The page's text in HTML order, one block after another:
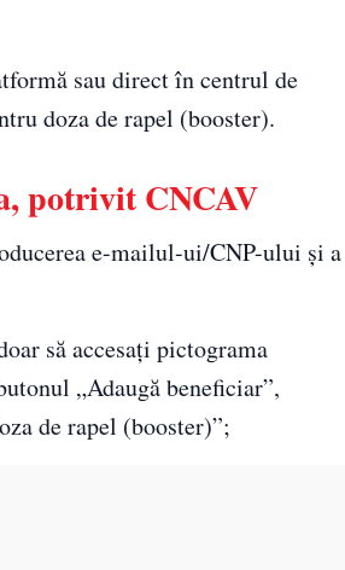
sau direct în centrul de
doza de rapel (booster).
potrivit CNCAV
e-mailul-ui/CNP-ului și a
să accesați pictograma
„Adaugă beneficiar”,
de rapel (booster)”;